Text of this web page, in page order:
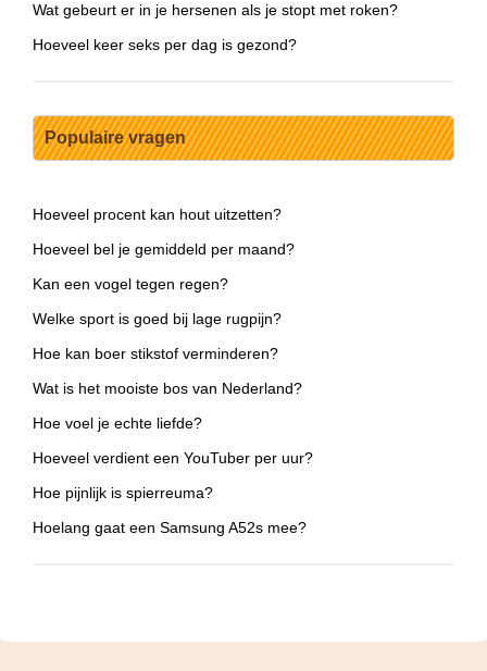
Wat gebeurt er in je hersenen als je stopt met roken?
Hoeveel keer seks per dag is gezond?
Populaire vragen
Hoeveel procent kan hout uitzetten?
Hoeveel bel je gemiddeld per maand?
Kan een vogel tegen regen?
Welke sport is goed bij lage rugpijn?
Hoe kan boer stikstof verminderen?
Wat is het mooiste bos van Nederland?
Hoe voel je echte liefde?
Hoeveel verdient een YouTuber per uur?
Hoe pijnlijk is spierreuma?
Hoelang gaat een Samsung A52s mee?